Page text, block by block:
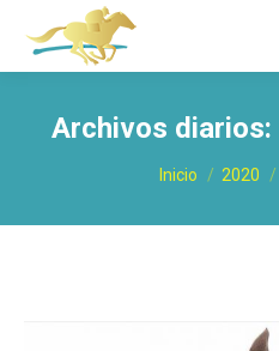
Archivos diarios:
Estás aquí:
Inicio 2020